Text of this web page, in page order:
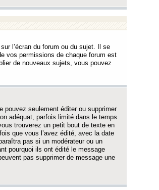
l’écran du forum ou du sujet. Il se
vos permissions de chaque forum est
de nouveaux sujets, vous pouvez
pouvez seulement éditer ou supprimer
adéquat, parfois limité dans le temps
trouverez un petit bout de texte en
que vous l’avez édité, avec la date
pas si un modérateur ou un
pourquoi ils ont édité le message
pas supprimer de message une